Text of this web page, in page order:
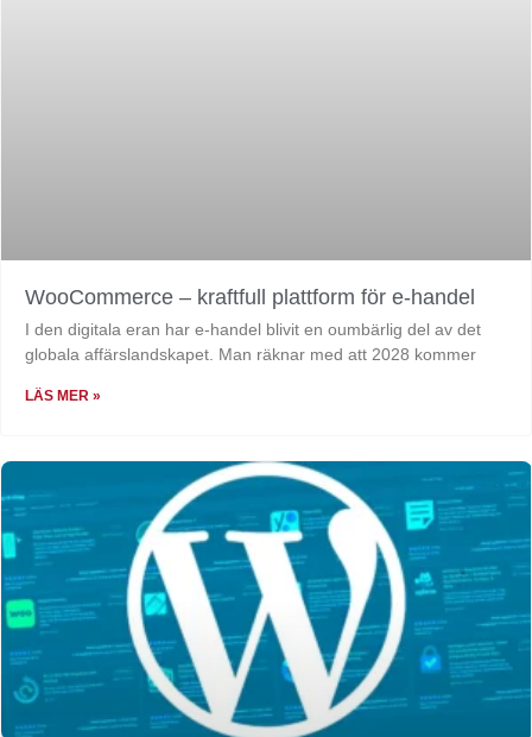
WooCommerce – kraftfull plattform för e-handel
I den digitala eran har e-handel blivit en oumbärlig del av det
globala affärslandskapet. Man räknar med att 2028 kommer
LÄS MER »